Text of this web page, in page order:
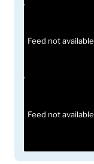
Feed not available
Feed not available